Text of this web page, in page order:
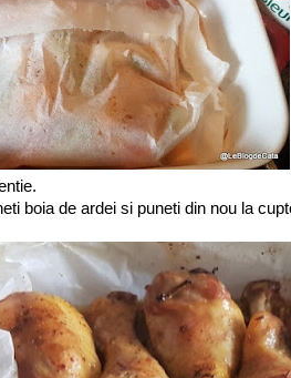
boia de ardei si puneti din nou la